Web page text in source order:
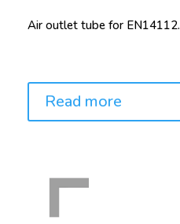
Air outlet tube for EN14112.
Read more